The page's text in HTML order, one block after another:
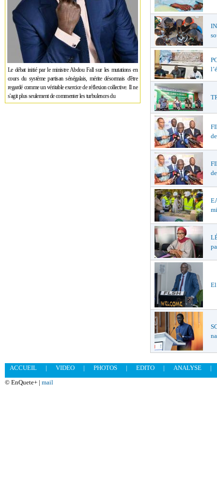
Le débat initié par le ministre Abdou Fall sur les mutations en
cours du système partisan sénégalais, mérite désormais d'être
regardé comme un véritable exercice de réflexion collective. Il ne
s'agit plus seulement de commenter les turbulences du
El
ACCUEIL | VIDEO | PHOTOS | EDITO | ANALYSE
|
© EnQuete+ | mail